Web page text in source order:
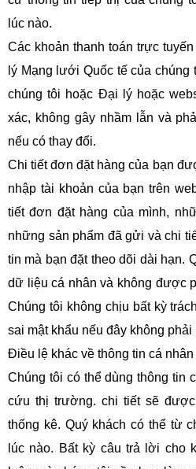
lúc nào.
Các khoản thanh toán trực
lý Mạng lưới Quốc tế của
chúng tôi hoặc Đại lý hoặc
xác, không gây nhầm lẫn và
nếu có thay đổi.
Chi tiết đơn đặt hàng của bạn
nhập tài khoản của bạn trên
tiết đơn đặt hàng của mình,
những sản phẩm đã gửi và chi
tin mà bạn đặt theo dõi dài hạn.
dữ liệu cá nhân và không được
Chúng tôi không chịu bất kỳ
sai mật khẩu nếu đây không phải
Điều lệ khác về thông tin cá nhân
Chúng tôi có thể dùng thông tin
cứu thị trường. chi tiết sẽ
thống kê. Quý khách có thể từ
lúc nào. Bất kỳ câu trả lời cho